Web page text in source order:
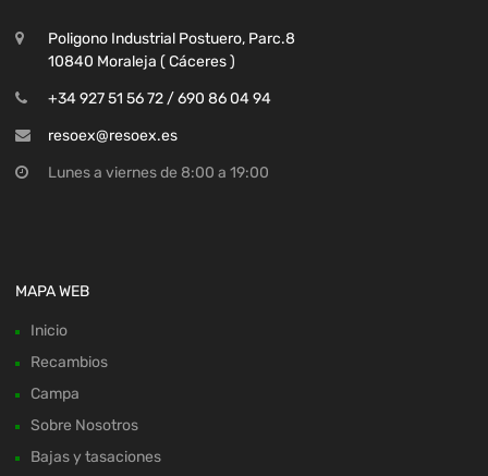
Poligono Industrial Postuero, Parc.8
10840 Moraleja ( Cáceres )
+34 927 51 56 72 / 690 86 04 94
resoex@resoex.es
Lunes a viernes de 8:00 a 19:00
MAPA WEB
Inicio
Recambios
Campa
Sobre Nosotros
Bajas y tasaciones